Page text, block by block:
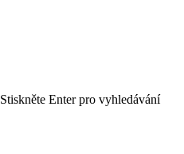
Stiskněte Enter pro vyhledávání